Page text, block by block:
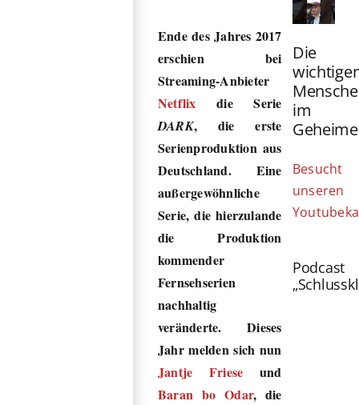
Ende des Jahres 2017
erschien bei
Streaming-Anbieter
Netflix die Serie
DARK, die erste
Serienproduktion aus
Deutschland. Eine
außergewöhnliche
Serie, die hierzulande
die Produktion
kommender
Fernsehserien
nachhaltig
veränderte. Dieses
Jahr melden sich nun
Jantje Friese und
Baran bo Odar, die
Die
im
Besucht
unseren
Podcast